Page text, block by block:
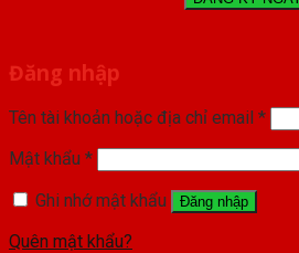
Đăng nhập
Tên tài khoản hoặc địa chỉ email *
Mật khẩu *
Ghi nhớ mật khẩu
Đăng nhập
Quên mật khẩu?